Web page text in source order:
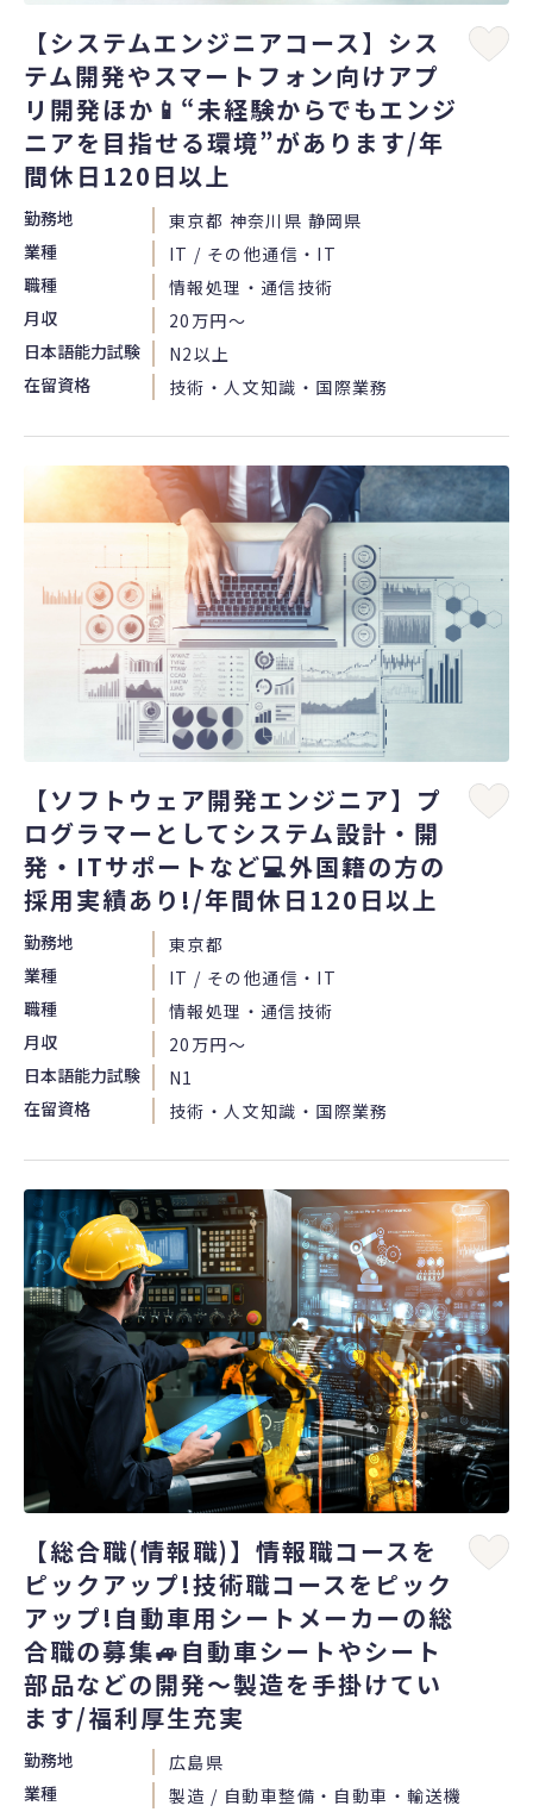
【システムエンジニアコース】シス
テム開発やスマートフォン向けアプ
リ開発ほか📱“未経験からでもエンジ
ニアを目指せる環境”があります/年
間休日120日以上
勤務地
東京都 神奈川県 静岡県
業種
IT / その他通信・IT
職種
情報処理・通信技術
月収
20万円〜
日本語能力試験
N2以上
在留資格
技術・人文知識・国際業務
【ソフトウェア開発エンジニア】プ
ログラマーとしてシステム設計・開
発・ITサポートなど💻外国籍の方の
採用実績あり!/年間休日120日以上
勤務地
東京都
業種
IT / その他通信・IT
職種
情報処理・通信技術
月収
20万円〜
日本語能力試験
N1
在留資格
技術・人文知識・国際業務
【総合職(情報職)】情報職コースを
ピックアップ!技術職コースをピック
アップ!自動車用シートメーカーの総
合職の募集🚙自動車シートやシート
部品などの開発～製造を手掛けてい
ます/福利厚生充実
勤務地
広島県
業種
製造 / 自動車整備・自動車・輸送機